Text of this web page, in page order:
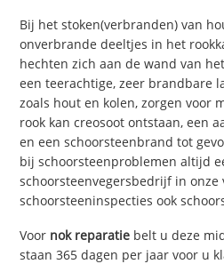
Bij het stoken(verbranden) van
onverbrande deeltjes in het
hechten zich aan de wand van
een teerachtige, zeer brandbare
zoals hout en kolen, zorgen voor
rook kan creosoot ontstaan, een
en een schoorsteenbrand tot
bij schoorsteenproblemen altijd
schoorsteenvegersbedrijf in onze
schoorsteeninspecties ook
Voor nok reparatie belt u deze
staan 365 dagen per jaar voor u